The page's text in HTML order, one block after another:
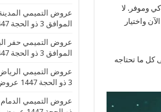
وموفر. لا
واختيار
ما تحتاجه
الموافق 3 ذو الحجة 1447 عروض العيد
الموافق 3 ذو الحجة 1447 عروض العيد
3 ذو الحجة 1447 عروض العيد